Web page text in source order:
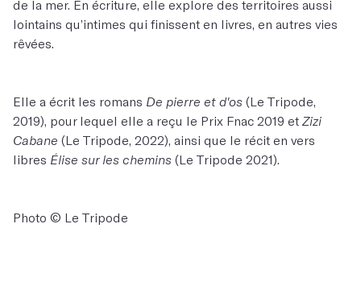
de la mer. En écriture, elle explore des territoires aussi
lointains qu’intimes qui finissent en livres, en autres vies
rêvées.
Elle a écrit les romans De pierre et d'os (Le Tripode,
2019), pour lequel elle a reçu le Prix Fnac 2019 et Zizi
Cabane (Le Tripode, 2022), ainsi que le récit en vers
libres Élise sur les chemins (Le Tripode 2021).
Photo © Le Tripode